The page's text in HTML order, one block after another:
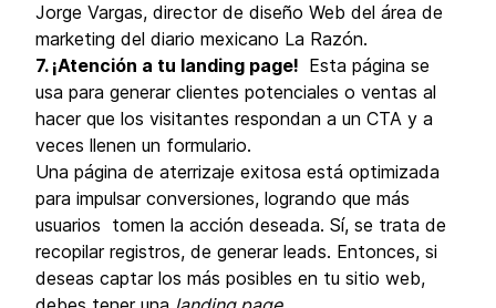
Jorge Vargas, director de diseño Web del área de
marketing del diario mexicano La Razón.
7. ¡Atención a tu landing page! Esta página se
usa para generar clientes potenciales o ventas al
hacer que los visitantes respondan a un CTA y a
veces llenen un formulario.
Una página de aterrizaje exitosa está optimizada
para impulsar conversiones, logrando que más
usuarios tomen la acción deseada. Sí, se trata de
recopilar registros, de generar leads. Entonces, si
deseas captar los más posibles en tu sitio web,